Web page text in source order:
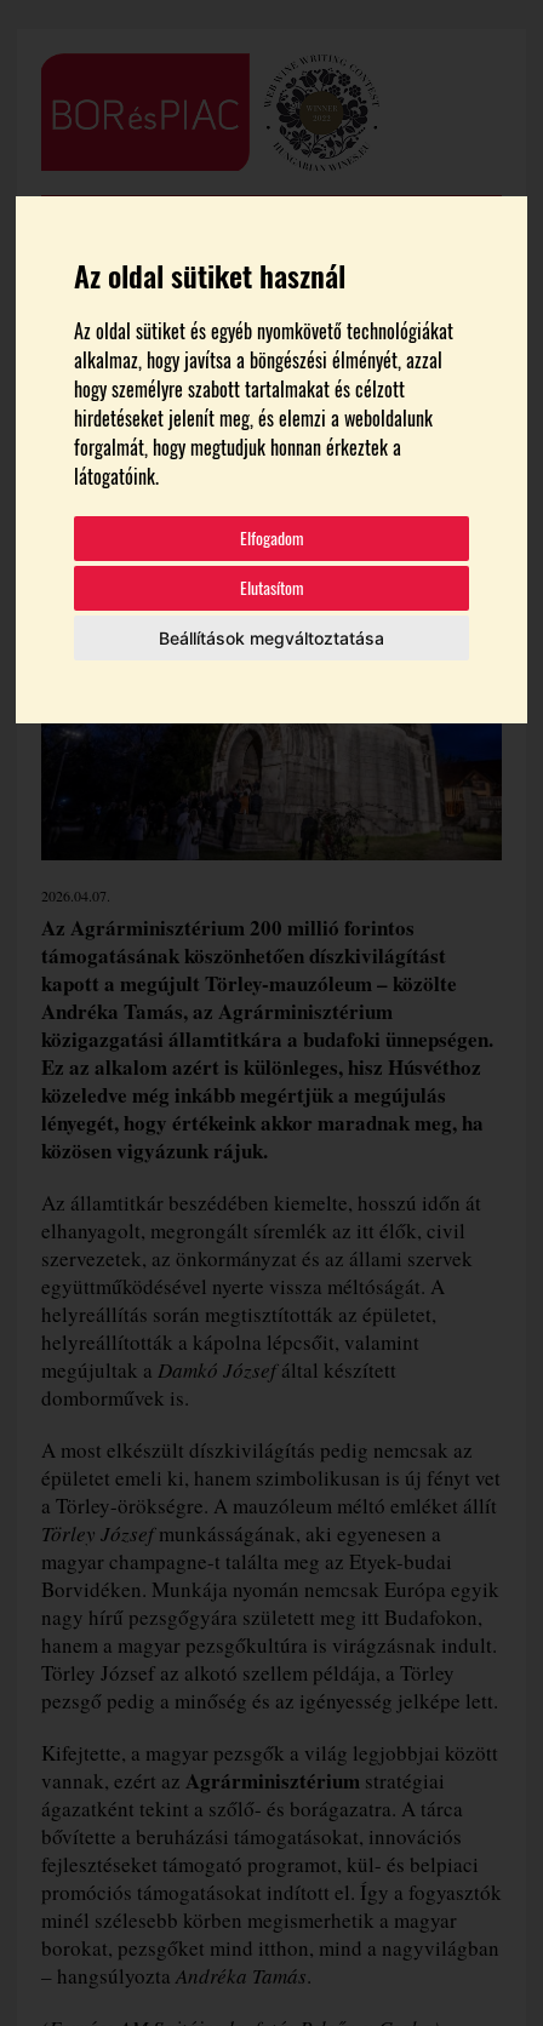
Az oldal sütiket használ
Az oldal sütiket és egyéb nyomkövető technológiákat
alkalmaz, hogy javítsa a böngészési élményét, azzal
hogy személyre szabott tartalmakat és célzott
hirdetéseket jelenít meg, és elemzi a weboldalunk
forgalmát, hogy megtudjuk honnan érkeztek a
látogatóink.
Elfogadom
Elutasítom
Beállítások megváltoztatása
FŐOLDAL HÍREK
Fénybe borult a Törley-
mauzóleum
2026.04.07.
Az Agrárminisztérium 200 millió forintos
támogatásának köszönhetően díszkivilágítást
kapott a megújult Törley-mauzóleum – közölte
Andréka Tamás, az Agrárminisztérium
közigazgatási államtitkára a budafoki ünnepségen.
Ez az alkalom azért is különleges, hisz Húsvéthoz
közeledve még inkább megértjük a megújulás
lényegét, hogy értékeink akkor maradnak meg, ha
közösen vigyázunk rájuk.
Az államtitkár beszédében kiemelte, hosszú időn át
elhanyagolt, megrongált síremlék az itt élők, civil
szervezetek, az önkormányzat és az állami szervek
együttműködésével nyerte vissza méltóságát. A
helyreállítás során megtisztították az épületet,
helyreállították a kápolna lépcsőit, valamint
megújultak a Damkó Józsefáltal készített
domborművek is.
A most elkészült díszkivilágítás pedig nemcsak az
épületet emeli ki, hanem szimbolikusan is új fényt vet
a Törley-örökségre. A mauzóleum méltó emléket állít
Törley Józsefmunkásságának, aki egyenesen a
magyar champagne-t találta meg az Etyek-budai
Borvidéken. Munkája nyomán nemcsak Európa egyik
nagy hírű pezsgőgyára született meg itt Budafokon,
hanem a magyar pezsgőkultúra is virágzásnak indult.
Törley József az alkotó szellem példája, a Törley
pezsgő pedig a minőség és az igényesség jelképe lett.
Kifejtette, a magyar pezsgők a világ legjobbjai között
vannak, ezért az Agrárminisztériumstratégiai
ágazatként tekint a szőlő- és borágazatra. A tárca
bővítette a beruházási támogatásokat, innovációs
fejlesztéseket támogató programot, kül- és belpiaci
promóciós támogatásokat indított el. Így a fogyasztók
minél szélesebb körben megismerhetik a magyar
borokat, pezsgőket mind itthon, mind a nagyvilágban
– hangsúlyozta Andréka Tamás.